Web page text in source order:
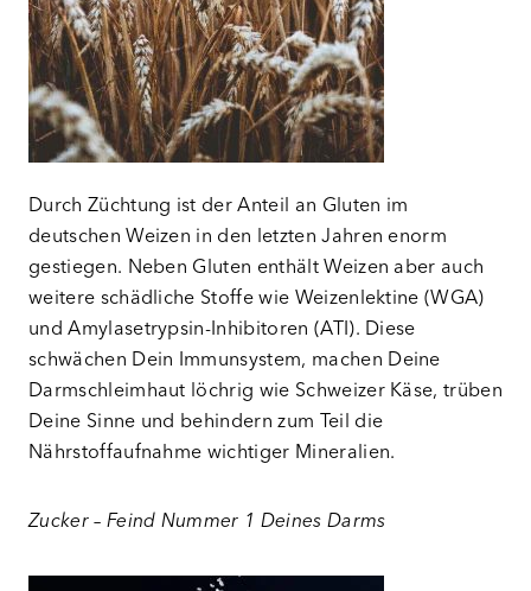
Durch Züchtung ist der Anteil an Gluten im
deutschen Weizen in den letzten Jahren enorm
gestiegen. Neben Gluten enthält Weizen aber auch
weitere schädliche Stoffe wie Weizenlektine (WGA)
und Amylasetrypsin-Inhibitoren (ATI). Diese
schwächen Dein Immunsystem, machen Deine
Darmschleimhaut löchrig wie Schweizer Käse, trüben
Deine Sinne und behindern zum Teil die
Nährstoffaufnahme wichtiger Mineralien.
Zucker – Feind Nummer 1 Deines Darms